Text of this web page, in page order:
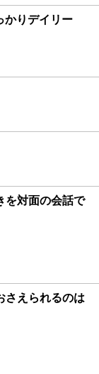
かりデイリー
を対面の会話で
さえられるのは